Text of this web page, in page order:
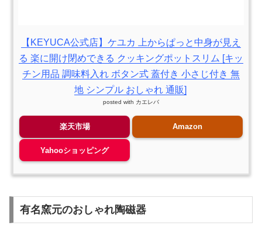
【KEYUCA公式店】ケユカ 上からぱっと中身が見え
る 楽に開け閉めできる クッキングポットスリム [キッ
チン用品 調味料入れ ボタン式 蓋付き 小さじ付き 無
地 シンプル おしゃれ 通販]
posted with カエレバ
楽天市場 Amazon
Yahooショッピング
有名窯元のおしゃれ陶磁器